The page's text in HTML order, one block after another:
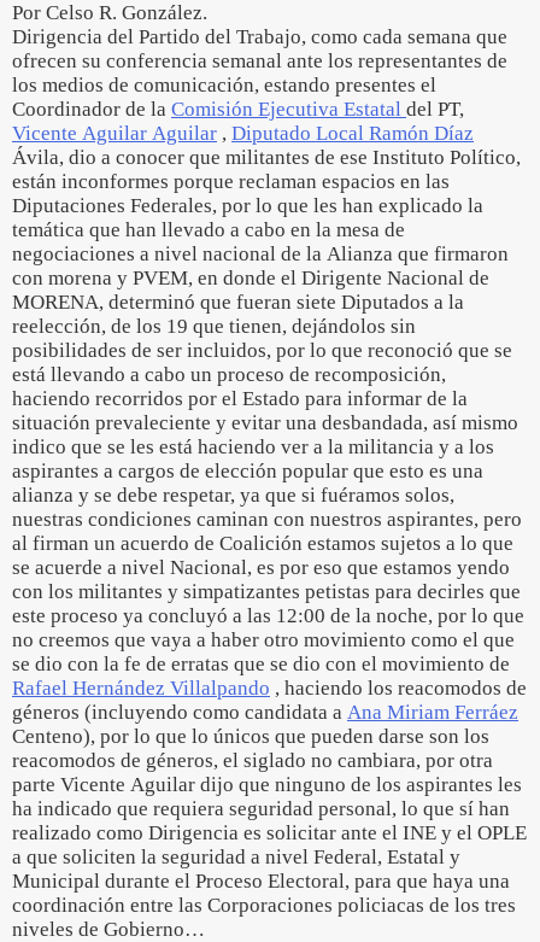
Por Celso R. González.
Dirigencia del Partido del Trabajo, como cada semana que
ofrecen su conferencia semanal ante los representantes de
los medios de comunicación, estando presentes el
Coordinador de la Comisión Ejecutiva Estatal del PT,
Vicente Aguilar Aguilar , Diputado Local Ramón Díaz
Ávila, dio a conocer que militantes de ese Instituto Político,
están inconformes porque reclaman espacios en las
Diputaciones Federales, por lo que les han explicado la
temática que han llevado a cabo en la mesa de
negociaciones a nivel nacional de la Alianza que firmaron
con morena y PVEM, en donde el Dirigente Nacional de
MORENA, determinó que fueran siete Diputados a la
reelección, de los 19 que tienen, dejándolos sin
posibilidades de ser incluidos, por lo que reconoció que se
está llevando a cabo un proceso de recomposición,
haciendo recorridos por el Estado para informar de la
situación prevaleciente y evitar una desbandada, así mismo
indico que se les está haciendo ver a la militancia y a los
aspirantes a cargos de elección popular que esto es una
alianza y se debe respetar, ya que si fuéramos solos,
nuestras condiciones caminan con nuestros aspirantes, pero
al firman un acuerdo de Coalición estamos sujetos a lo que
se acuerde a nivel Nacional, es por eso que estamos yendo
con los militantes y simpatizantes petistas para decirles que
este proceso ya concluyó a las 12:00 de la noche, por lo que
no creemos que vaya a haber otro movimiento como el que
se dio con la fe de erratas que se dio con el movimiento de
Rafael Hernández Villalpando , haciendo los reacomodos de
géneros (incluyendo como candidata a Ana Miriam Ferráez
Centeno), por lo que lo únicos que pueden darse son los
reacomodos de géneros, el siglado no cambiara, por otra
parte Vicente Aguilar dijo que ninguno de los aspirantes les
ha indicado que requiera seguridad personal, lo que sí han
realizado como Dirigencia es solicitar ante el INE y el OPLE
a que soliciten la seguridad a nivel Federal, Estatal y
Municipal durante el Proceso Electoral, para que haya una
coordinación entre las Corporaciones policiacas de los tres
niveles de Gobierno…